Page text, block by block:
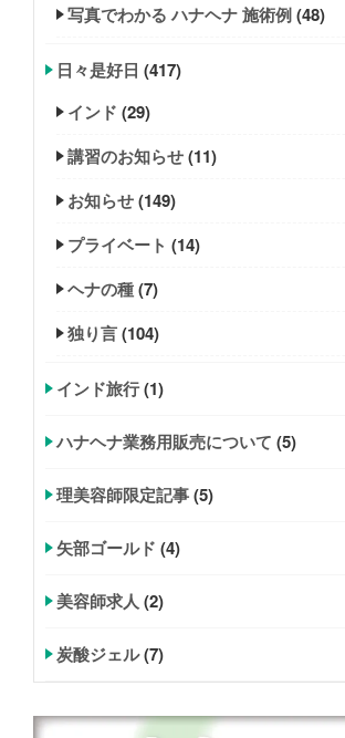
写真でわかる ハナヘナ 施術例(48)
日々是好日 (417)
インド (29)
講習のお知らせ(11)
お知らせ(149)
プライベート (14)
ヘナの種(7)
独り言(104)
インド旅行(1)
ハナヘナ業務用販売について (5)
理美容師限定記事(5)
矢部ゴールド (4)
美容師求人 (2)
炭酸ジェル(7)